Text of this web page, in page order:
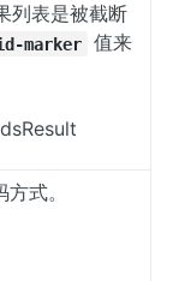
列表是被截断
marker
值来
式。